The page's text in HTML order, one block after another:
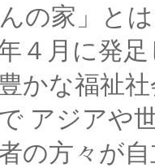
んの家」と
４月に発
かな福祉
アジアや
の方々が